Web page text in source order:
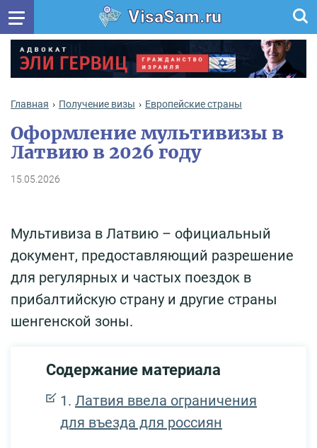
VisaSam.ru
Главная Получение визы Европейские страны
Оформление мультивизы в
Латвию в 2026 году
15.05.2026
Мультивиза в Латвию – официальный
документ, предоставляющий разрешение
для регулярных и частых поездок в
прибалтийскую страну и другие страны
шенгенской зоны.
Содержание материала
Латвия ввела ограничения
для въезда для россиян